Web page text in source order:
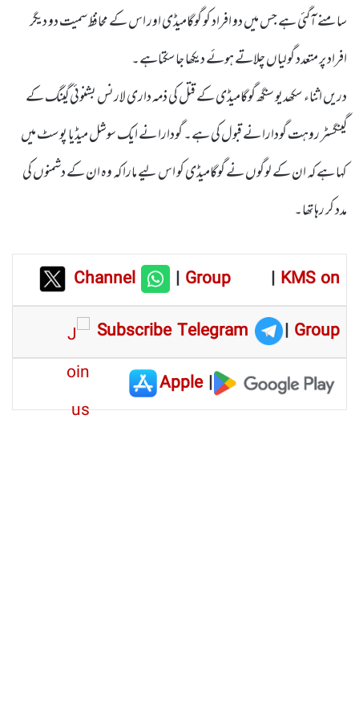
سامنے آگئی ہے جس میں دو افراد کو گوگامیڈی اور اس کے محافظ سمیت دو دیگر
افراد پر متعدد گولیاں چلاتے ہوئے دیکھا جاسکتاہے۔
دریں اثناء سکھدیو سنگھ گوگامیڈی کے قتل کی ذمہ داری لارنس بشنوئی گینگ کے
گینگسٹر روہت گودارا نے قبول کی ہے۔ گودارا نے ایک سوشل میڈیا پوسٹ میں
کہا ہے کہ ان کے لوگوں نے گوگامیڈی کو اس لیے مارا کہ وہ ان کے دشمنوں کی
مدد کر رہا تھا۔
Channel |Group | KMS on
Subscribe Telegram
| Group
|
Apple